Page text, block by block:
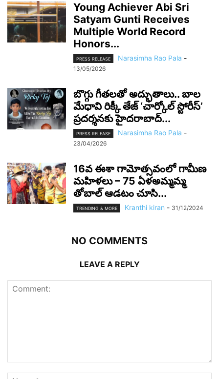
Young Achiever Abi Sri
Satyam Gunti Receives
Multiple World Record
Honors...
PRESS RELEASE Narasimha Rao Pala -
13/05/2026
బొగ్గు గీతలతో అద్భుతాలు.. బాల
మేధావి రిక్కీ తేజ్ ‘చార్కోల్ స్టోరీస్’
ప్రదర్శనకు హైదరాబాద్...
PRESS RELEASE Narasimha Rao Pala -
23/04/2026
16వ ఈశా గామోత్సవంలో గామీణ
మహిళలు – 75 ఏళఅమ్మమ్మ
తోబాల్ ఆడటం చూసి...
TRENDING & MORE Kranthi kiran - 31/12/2024
NO COMMENTS
LEAVE A REPLY